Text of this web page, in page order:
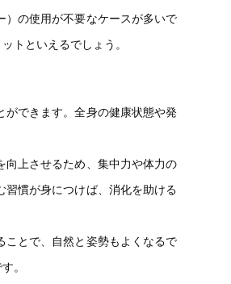
）の使用が不要なケースが多いで
トといえるでしょう。
できます。全身の健康状態や発
上させるため、集中力や体力の
慣が身につけば、消化を助ける
ことで、自然と姿勢もよくなるで
。